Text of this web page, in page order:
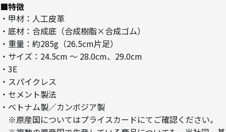
■特徴
・甲材：人工皮革
・底材：合成底（合成樹脂×合成ゴム）
・重量：約285g（26.5cm片足）
・サイズ：24.5cm ～ 28.0cm、29.0cm
・3E
・スパイクレス
・セメント製法
・ベトナム製／カンボジア製
※原産国についてはプライスカードにてご確認ください。